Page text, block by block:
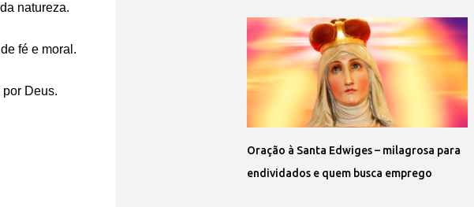
natureza.
fé e moral.
Deus.
Oração à Santa Edwiges – milagrosa para
endividados e quem busca emprego